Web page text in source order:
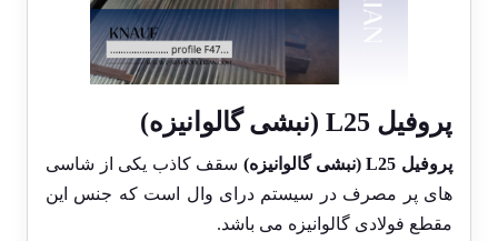
پروفیل L25 (نبشی گالوانیزه)
پروفیل L25(نبشی گالوانیزه) سقف کاذب یکی از شاسی
های پر مصرف در سیستم درای وال است که جنس این
مقطع فولادی گالوانیزه می باشد.